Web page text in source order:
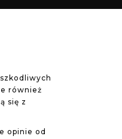
również
się z
opinie od